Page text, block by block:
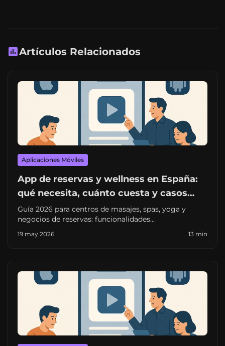
Artículos Relacionados
Aplicaciones Móviles
App de reservas y wellness en España:
qué necesita, cuánto cuesta y casos
reales
Guía 2026 para centros de masajes, spas, yoga y
negocios de reservas: funcionalidades
Templo del Masaje (+200 reservas/día).
19 may 2026 13 min